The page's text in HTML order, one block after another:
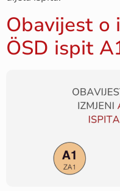
Obavijest o
ÖSD ispit